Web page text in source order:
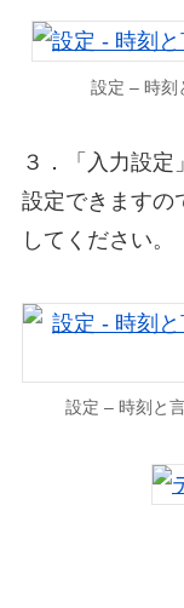
設定 – 時刻
３．「入力設
設定できますの
してください。
設定 – 時刻と